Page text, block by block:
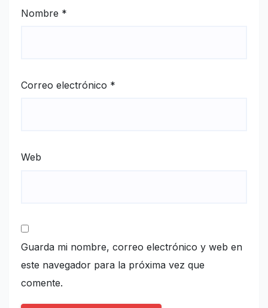
Nombre *
Correo electrónico *
Web
Guarda mi nombre, correo electrónico y web en
este navegador para la próxima vez que
comente.